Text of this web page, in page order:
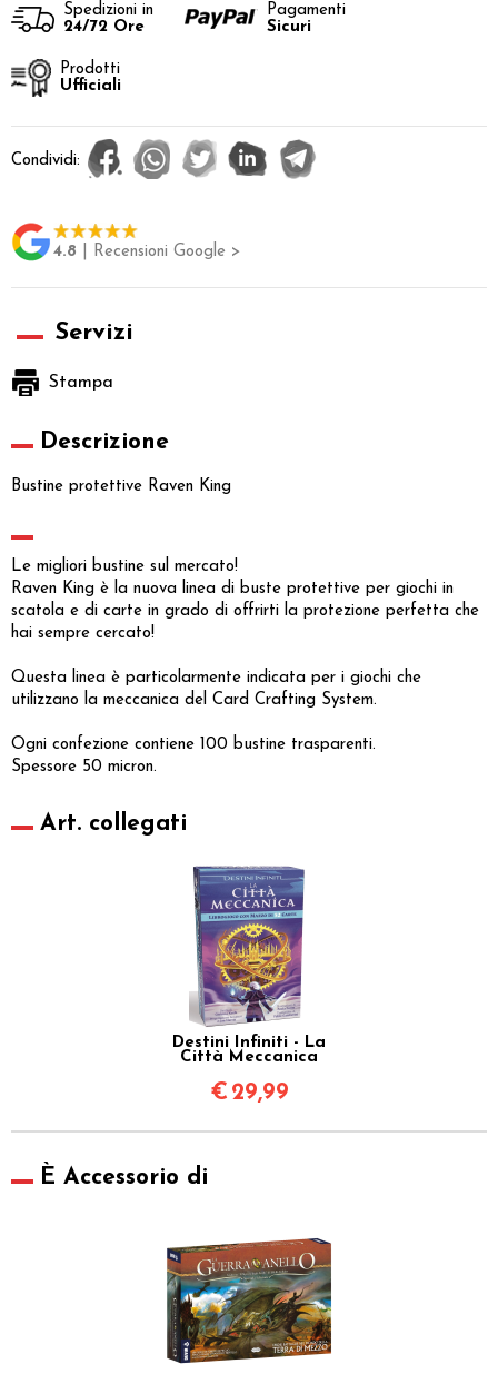
Spedizioni in
24/72 Ore
Pagamenti
Sicuri
Prodotti
Ufficiali
Condividi:
4.8 | Recensioni Google >
Servizi
Stampa
Descrizione
Bustine protettive Raven King
Le migliori bustine sul mercato!
Raven King è la nuova linea di buste protettive per giochi in
scatola e di carte in grado di offrirti la protezione perfetta che
hai sempre cercato!
Questa linea è particolarmente indicata per i giochi che
utilizzano la meccanica del Card Crafting System.
Ogni confezione contiene 100 bustine trasparenti.
Spessore 50 micron.
Art. collegati
Destini Infiniti - La
Città Meccanica
€ 29,99
È Accessorio di